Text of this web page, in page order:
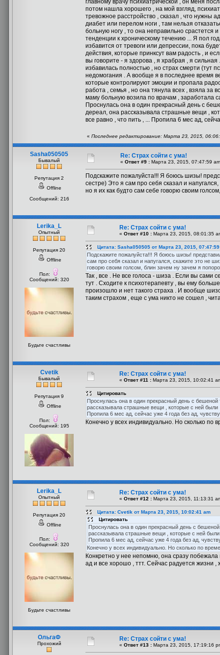
главному врачу психиатрической , он меня
потом нашла хорошего , на мой взгляд,
тревожное расстройство , сказал , что нужны
диабет или перелом ноги , там нельзя
больную ногу , то она неправильно срастется
тенденции к хроническому течению ... Я пол
избавится от тревоги или депрессии, пока
действия, которые принксут вам радость , и
вы говорите - я здорова , я храбрая , я
избавилась полностью , но страх смерти (тут
недомогания . А вообще я в последнее время
которые контролируют эмоции и пропала
работа , семья , но она тянула всех , взяла за
маму больную возила по врачам , заработала
Проснулась она в один прекрасный день с
дереал, она рассказывала страшные вещи ,
все равно , что пить , ... Пропила 6 мес ад,
« Последнее редактирование: Марта 23, 2015,
Sasha050505
Бывалый
Репутация 2
Offline
Сообщений: 216
Re: Страх сойти с ума!
« Ответ #9 : Марта 23, 2015, 07:47:59
Подскажите пожалуйста!!! Я боюсь шизы!
сестре) Это я сам про себя сказал и
но я их как будто сам себе говорю своим
Lerika_L
Опытный
Репутация 20
Offline
Пол:
Сообщений: 320
Будьте счастливы
Re: Страх сойти с ума!
« Ответ #10 : Марта 23, 2015, 08:01:35
Цитата: Sasha050505 от Марта 23, 2015,
Подскажите пожалуйста!!! Я боюсь шизы!
сам про себя сказал и напугался, скажите это не
говорю своим голсом, блин зачем ну зачем я
Так , все . Не все голоса - шиза . Если вы сами
тут . Сходите к психотерапевту , вы ему
произошло и нет такого страха . И вообще
таким страхом , еще с ума никто не сошел ,
Cvetik
Бывалый
Репутация 9
Offline
Пол:
Сообщений: 195
Re: Страх сойти с ума!
« Ответ #11 : Марта 23, 2015, 10:02:41
Цитировать
Проснулась она в один прекрасный день с бешеной
рассказывала страшные вещи , которые с ней были
Пропила 6 мес ад, сейчас уже 4 года без ад,
Конечно у всех индивидуально. Но сколько
Lerika_L
Опытный
Репутация 20
Offline
Пол:
Сообщений: 320
Будьте счастливы
Re: Страх сойти с ума!
« Ответ #12 : Марта 23, 2015, 11:13:31
Цитата: Cvetik от Марта 23, 2015, 10:02:41 am
Цитировать
Проснулась она в один прекрасный день с
рассказывала страшные вещи , которые с ней
Пропила 6 мес ад, сейчас уже 4 года без ад,
Конечно у всех индивидуально. Но сколько по
Конкретно у нее непомню, она сразу
ад и все хорошо , ттт. Сейчас радуется жизни
ОльгаФ
Прохожий
Re: Страх сойти с ума!
« Ответ #13 : Марта 23, 2015, 17:19:16